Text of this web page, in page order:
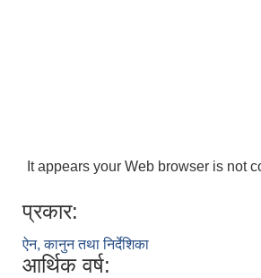
It appears your Web browser is not
प्रकार:
ऐन, कानुन तथा निर्देशिका
आर्थिक वर्ष: